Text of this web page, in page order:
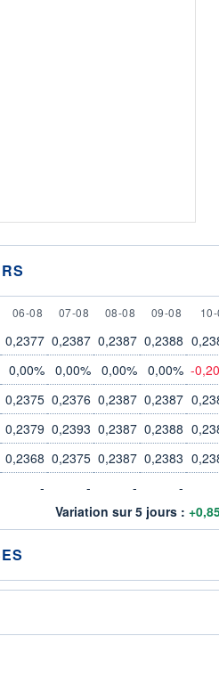
6 AUGUST
06-08 7 AUGUST
07-08 8 AUGUST
08-08 9 AUGUST
09-08 10
0,2377 0,2387 0,2387 0,2388
0,00% 0,00% 0,00% 0,00% -
0,2375 0,2376 0,2387 0,2387
0,2379 0,2393 0,2387 0,2388
0,2368 0,2375 0,2387 0,2383
- - - -
Variation sur 5 jours :